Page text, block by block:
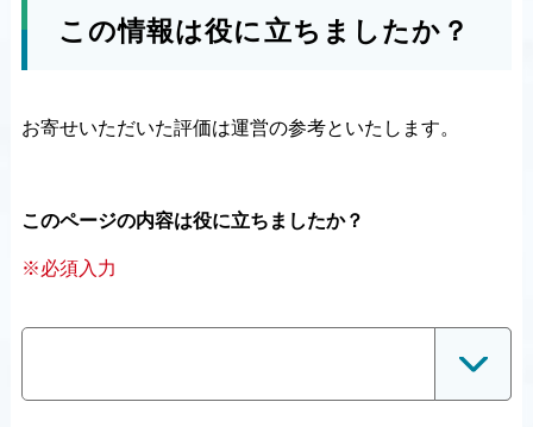
この情報は役に立ちましたか？
お寄せいただいた評価は運営の参考といたします。
このページの内容は役に立ちましたか？
※必須入力